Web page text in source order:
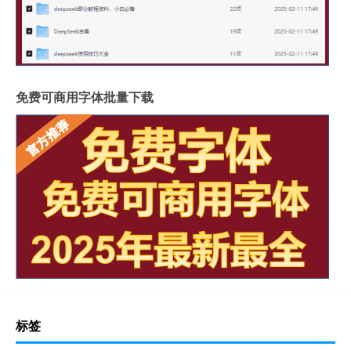
免费可商用字体批量下载
标签